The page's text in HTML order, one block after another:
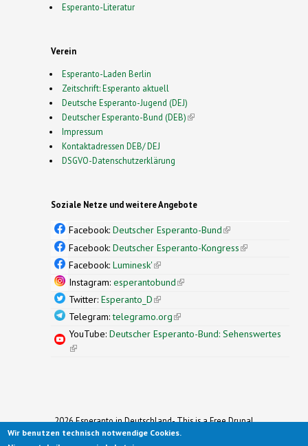
Esperanto-Literatur
Verein
Esperanto-Laden Berlin
Zeitschrift: Esperanto aktuell
Deutsche Esperanto-Jugend (DEJ)
Deutscher Esperanto-Bund (DEB)(link is external)
Impressum
Kontaktadressen DEB/ DEJ
DSGVO-Datenschutzerklärung
Soziale Netze und weitere Angebote
Facebook: Deutscher Esperanto-Bund(link is
external)
Facebook: Deutscher Esperanto-Kongress(link is
Facebook: Luminesk'(link is external)
Instagram: esperantobund(link is external)
Twitter: Esperanto_D(link is external)
Telegram:telegramo.org(link is external)
YouTube: Deutscher Esperanto-Bund: Sehenswertes
(link is external)
2026 Esperanto in Deutschland- This is a Free Drupal
Theme
Wir benutzen technisch notwendige Cookies.